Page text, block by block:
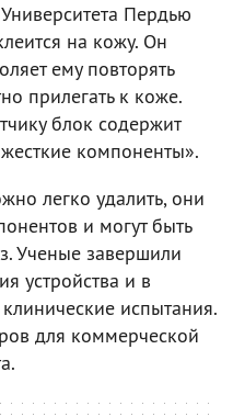
Пердью
на кожу. Он
ему повторять
прилегать к коже.
блок содержит
компоненты».
легко удалить, они
и могут быть
Ученые завершили
устройства и в
испытания.
для коммерческой